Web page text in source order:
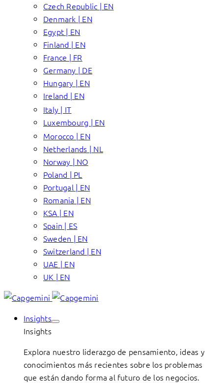
Czech Republic | EN
Denmark | EN
Egypt | EN
Finland | EN
France | FR
Germany | DE
Hungary | EN
Ireland | EN
Italy | IT
Luxembourg | EN
Morocco | EN
Netherlands | NL
Norway | NO
Poland | PL
Portugal | EN
Romania | EN
KSA | EN
Spain | ES
Sweden | EN
Switzerland | EN
UAE | EN
UK | EN
Insights
Insights
Explora nuestro liderazgo de pensamiento, ideas y
conocimientos más recientes sobre los problemas
que están dando forma al futuro de los negocios.